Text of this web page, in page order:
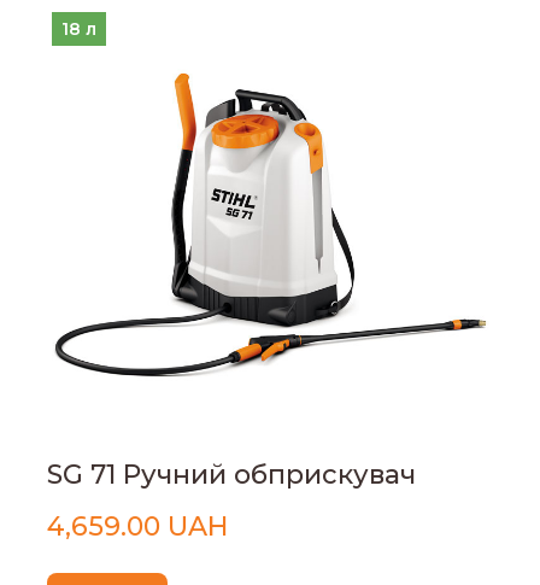
18 л
SG 71 Ручний обприскувач
4,659.00 UAH